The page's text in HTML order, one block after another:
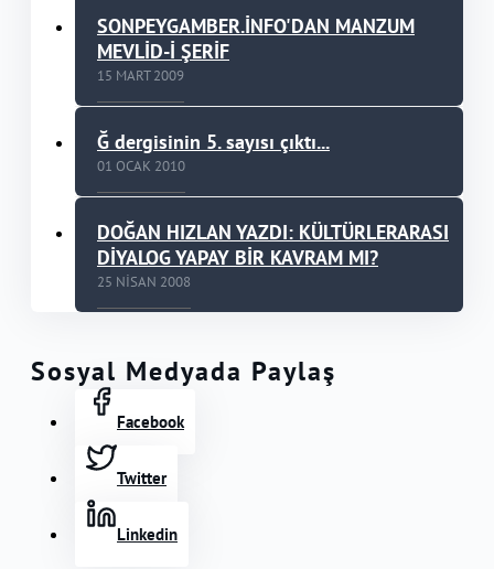
SONPEYGAMBER.İNFO'DAN MANZUM
MEVLİD-İ ŞERİF
15 MART 2009
Ğ dergisinin 5. sayısı çıktı...
01 OCAK 2010
DOĞAN HIZLAN YAZDI: KÜLTÜRLERARASI
DİYALOG YAPAY BİR KAVRAM MI?
25 NISAN 2008
Sosyal Medyada Paylaş
Facebook
Twitter
Linkedin